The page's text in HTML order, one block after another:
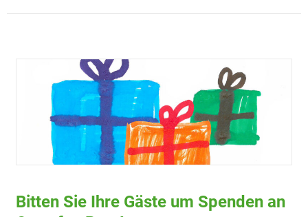
Bitten Sie Ihre Gäste um Spenden an